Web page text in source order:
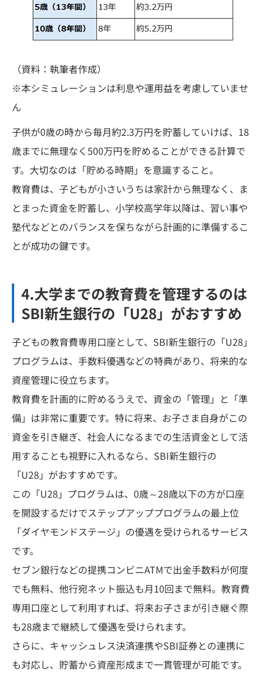
（資料：執筆者作成）
※本シミュレーションは利息や運用益を考慮していませ
ん
子供が0歳の時から毎月約2.3万円を貯蓄していけば、18
歳までに無理なく500万円を貯めることができる計算で
す。大切なのは「貯める時期」を意識すること。
教育費は、子どもが小さいうちは家計から無理なく、ま
とまった資金を貯蓄し、小学校高学年以降は、習い事や
塾代などとのバランスを保ちながら計画的に準備するこ
とが成功の鍵です。
4.大学までの教育費を管理するのは
SBI新生銀行の「U28」がおすすめ
子どもの教育費専用口座として、SBI新生銀行の「U28」
プログラムは、手数料優遇などの特典があり、将来的な
資産管理に役立ちます。
教育費を計画的に貯めるうえで、資金の「管理」と「準
備」は非常に重要です。特に将来、お子さま自身がこの
資金を引き継ぎ、社会人になるまでの生活資金として活
用することも視野に入れるなら、SBI新生銀行の
「U28」がおすすめです。
この「U28」プログラムは、0歳～28歳以下の方が口座
を開設するだけでステップアッププログラムの最上位
「ダイヤモンドステージ」の優遇を受けられるサービス
です。
セブン銀行などの提携コンビニATMで出金手数料が何度
でも無料、他行宛ネット振込も月10回まで無料。教育費
専用口座として利用すれば、将来お子さまが引き継ぐ際
も28歳まで継続して優遇を受けられます。
さらに、キャッシュレス決済連携やSBI証券との連携に
も対応し、貯蓄から資産形成まで一貫管理が可能です。